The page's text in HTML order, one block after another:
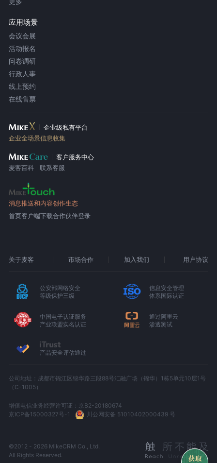
应用场景
会议会展
活动报名
问卷调研
行政人事
线上预约
在线售票
企业级私有平台
企业全场景信息收集
客户服务中心
麦客百科
联系客服
消息推送和内容创作生态
首页客户端下载合作伙伴登录
关于麦客 市场合作 加入我们 用户协议
公安部网络安全
等级保护三级
信息安全管理
体系国际认证
中国电子认证服务
产业联盟实名认证
通过阿里云
渗透测试
产品安全评估通过
公司地址：成都市锦江区锦华路三段88号汇融广场（锦华）1栋5单元10层1号
（C-1005）
增值电信业务经营许可证：京B2-20180674
京ICP备15000327号-1
川公网安备 51010402000439 号
©2012 - 2026 MikeCRM Co., Ltd.
All Rights Reserved.